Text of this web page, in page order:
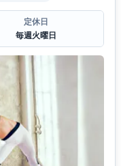
定休日
毎週火曜日